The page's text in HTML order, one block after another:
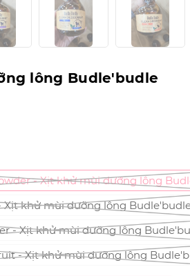
lông Budle'budle
- Xịt khử mùi dưỡng lông
Xịt khử mùi dưỡng lông
- Xịt khử mùi dưỡng lông
- Xịt khử mùi dưỡng lông